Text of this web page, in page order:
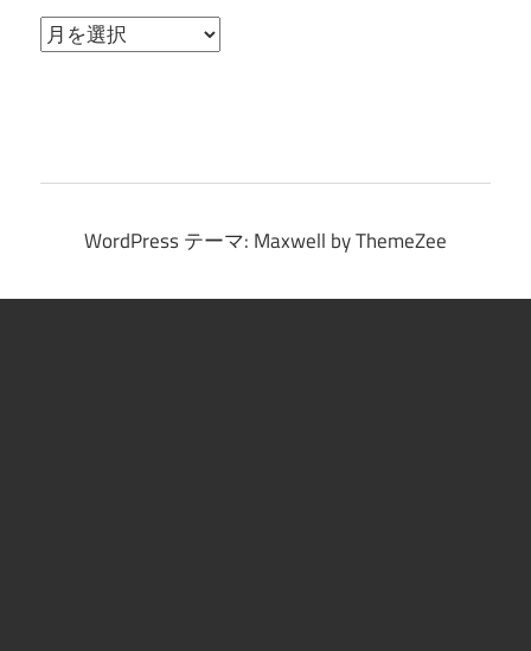
ア
WordPress テーマ: Maxwell by ThemeZee